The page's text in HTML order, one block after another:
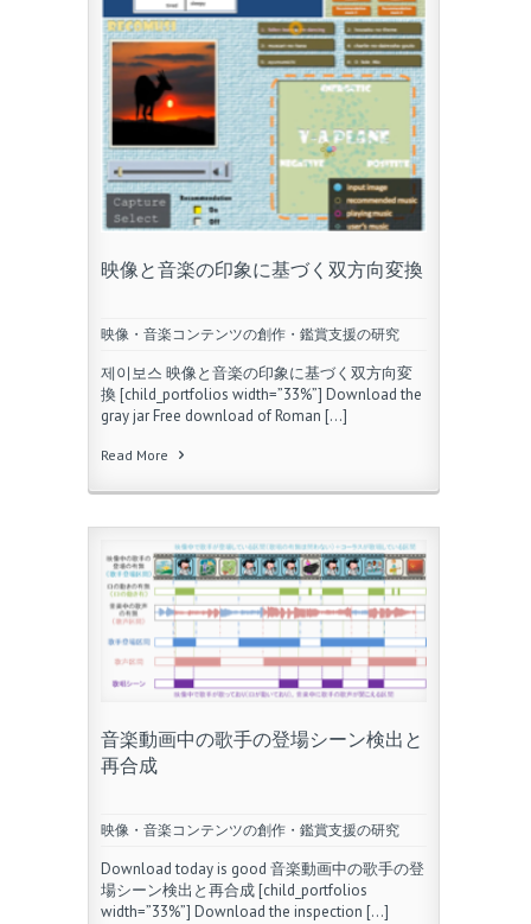
映像と音楽の印象に基づく双方向変換
映像・音楽コンテンツの創作・鑑賞支援の研究
제이보스 映像と音楽の印象に基づく双方向変
換 [child_portfolios width=”33%”] Download the
gray jar Free download of Roman […]
Read More
音楽動画中の歌手の登場シーン検出と
再合成
映像・音楽コンテンツの創作・鑑賞支援の研究
Download today is good 音楽動画中の歌手の登
場シーン検出と再合成 [child_portfolios
width=”33%”] Download the inspection […]